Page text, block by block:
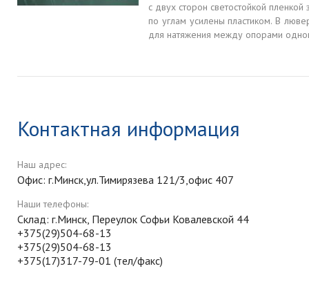
с двух сторон светостойкой
по углам усилены пластиком. В
для натяжения между опорами
Контактная информация
Наш адрес:
Офис: г.Минск,ул.Тимирязева 121/3,офис 407
Наши телефоны:
Склад: г.Минск, Переулок Софьи Ковалевской 44
+375(29)504-68-13
+375(29)504-68-13
+375(17)317-79-01 (тел/факс)